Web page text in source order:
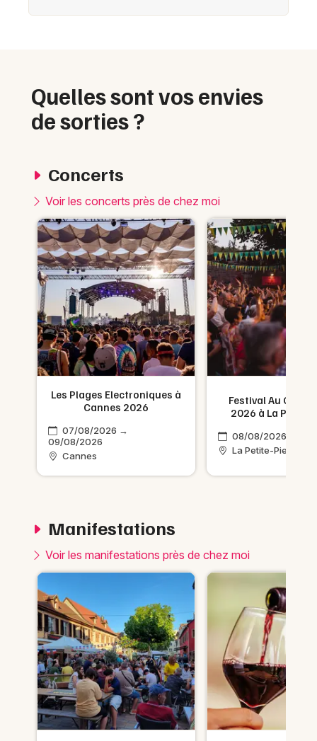
Quelles sont vos envies
de sorties ?
Concerts
Voir les concerts près de chez moi
Les Plages Electroniques à
Cannes 2026
07/08/2026 →
09/08/2026
Cannes
Festival Au Grès
2026 à La Petite-
08/08/2026 → 16/
La Petite-Pierre
Manifestations
Voir les manifestations près de chez moi